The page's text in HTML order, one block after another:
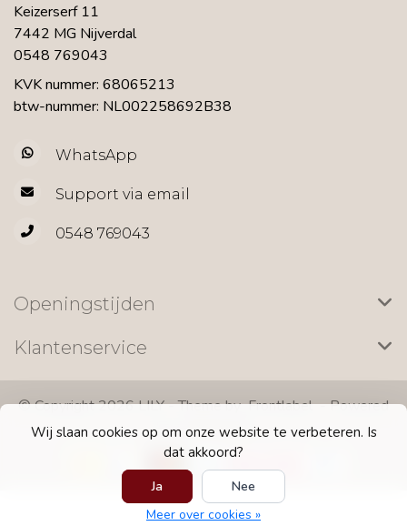
Wij slaan cookies op om onze website te verbeteren. Is
dat akkoord?
Ja
Nee
Meer over cookies »
Keizerserf 11
7442 MG Nijverdal
0548 769043
KVK nummer: 68065213
btw-nummer: NL002258692B38
WhatsApp
Support via email
0548 769043
Openingstijden
Klantenservice
© Copyright 2026 LILY - Theme byFrontlabel- Powered
byLightspeed